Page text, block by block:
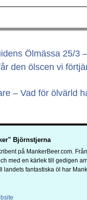
Ölmässa 25/3
den ölscen vi
– Vad för ölvärld
Björnstjerna
på MankerBeer.com.
med en kärlek till gedigen
landets fantastiska öl har